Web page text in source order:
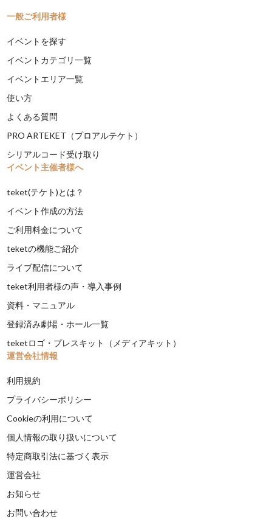
一般ご利用者様
イベントを探す
イベントカテゴリ一覧
イベントエリア一覧
使い方
よくある質問
PRO ARTEKET（プロアルテケト）
シリアルコード受け取り
イベント主催者様へ
teket(テケト)とは？
イベント作成の方法
ご利用料金について
teketの機能ご紹介
ライブ配信について
teket利用者様の声・導入事例
資料・マニュアル
登録済み劇場・ホール一覧
teketロゴ・プレスキット（メディアキット）
運営会社情報
利用規約
プライバシーポリシー
Cookieの利用について
個人情報の取り扱いについて
特定商取引法に基づく表示
運営会社
お知らせ
お問い合わせ